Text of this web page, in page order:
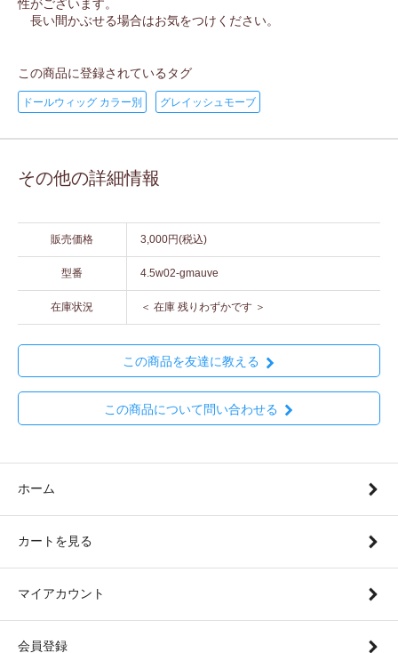
性がございます。
長い間かぶせる場合はお気をつけください。
この商品に登録されているタグ
ドールウィッグ カラー別 グレイッシュモーブ
その他の詳細情報
販売価格 3,000円(税込)
型番 4.5w02-gmauve
在庫状況 ＜ 在庫 残りわずかです ＞
この商品を友達に教える
この商品について問い合わせる
ホーム
カートを見る
マイアカウント
会員登録